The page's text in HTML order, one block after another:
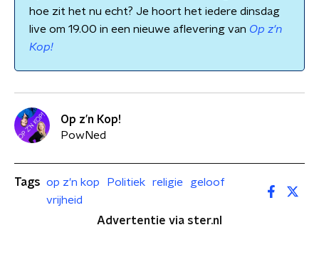
hoe zit het nu echt? Je hoort het iedere dinsdag
live om 19.00 in een nieuwe aflevering van Op z'n
Kop!
Op z’n Kop!
PowNed
Tags op z'n kop Politiek religie
geloof
vrijheid
Advertentie via ster.nl